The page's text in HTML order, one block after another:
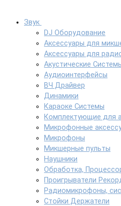
Звук
DJ Оборудование
Аксессуары для
Аксессуары для
Акустические
Аудиоинтерфейсы
ВЧ Драйвер
Динамики
Караоке Системы
Комплектующие для
Микрофонные
Микрофоны
Микшерные пульты
Наушники
Обработка,
Проигрыватели
Радиомикрофоны,
Стойки Держатели